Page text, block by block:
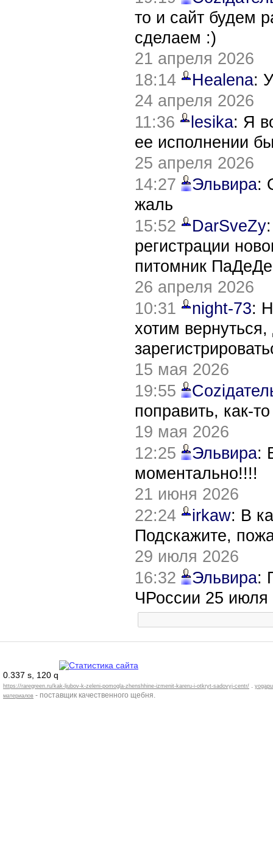
то и сайт будем
сделаем :)
21 апреля 2026
18:14
Healena:
24 апреля 2026
11:36
lesika: Я
ее исполнении
25 апреля 2026
14:27
Эльвира:
жаль
15:52
DarSveZy
регистрации
питомник
26 апреля 2026
10:31
night-73:
хотим
15 мая 2026
19:55
поправить, как-
19 мая 2026
12:25
Эльвира:
моментально!!!!
21 июня 2026
22:24
irkaw: В
Подскажите,
29 июля 2026
16:32
Эльвира:
ЧРоссии 25 июля
0.337 s, 120 q
https://raregreen.ru/kak-ljubov-k-zeleni-pomogla-zhenshhine-izmenit-kareru-i-otkryt-sadovyj-centr/
материалов - поставщик качественного щебня.